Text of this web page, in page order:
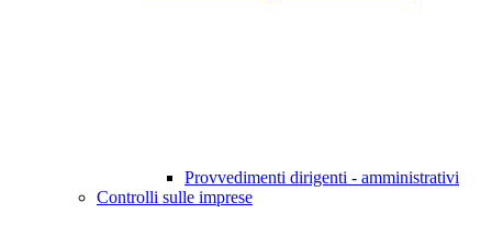
Provvedimenti dirigenti - amministrativi
Controlli sulle imprese